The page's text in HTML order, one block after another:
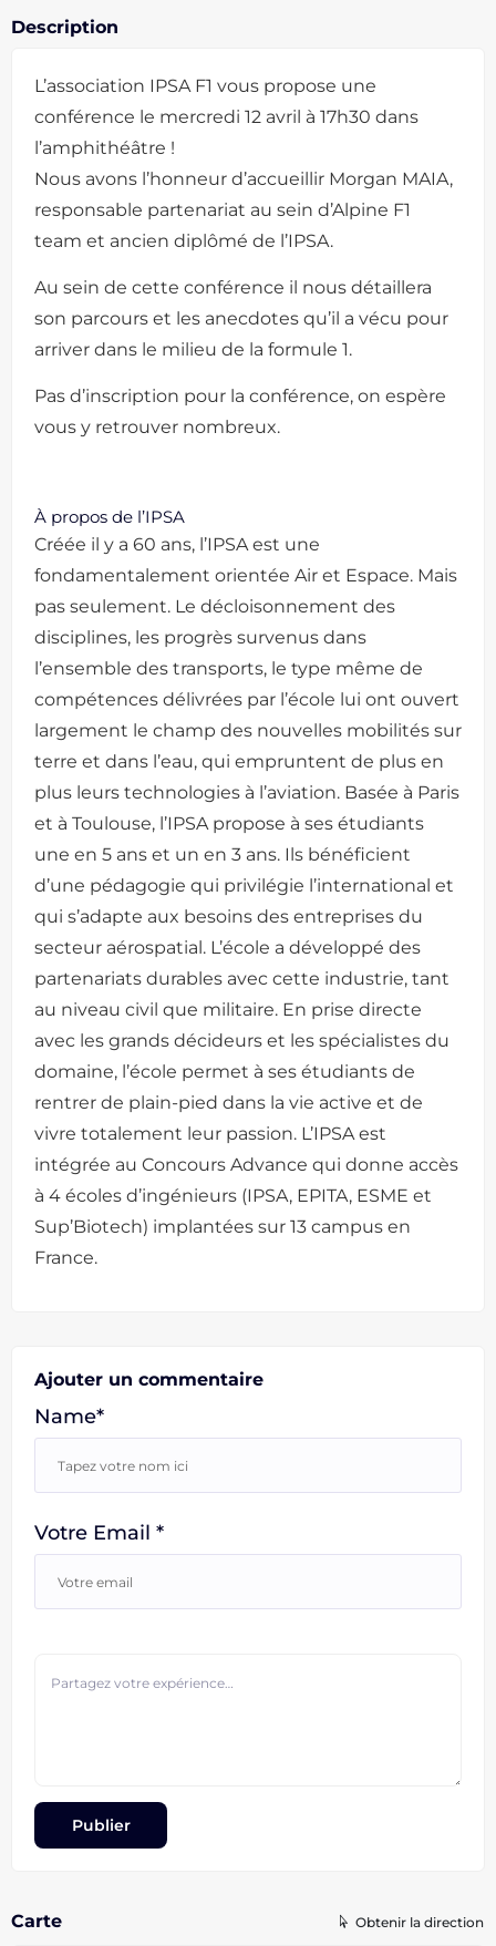
Description
L’association IPSA F1 vous propose une
conférence le mercredi 12 avril à 17h30 dans
l’amphithéâtre !
Nous avons l’honneur d’accueillir Morgan MAIA,
responsable partenariat au sein d’Alpine F1
team et ancien diplômé de l’IPSA.
Au sein de cette conférence il nous détaillera
son parcours et les anecdotes qu’il a vécu pour
arriver dans le milieu de la formule 1.
Pas d’inscription pour la conférence, on espère
vous y retrouver nombreux.
À propos de l’IPSA
Créée il y a 60 ans, l’IPSA est une
fondamentalement orientée Air et Espace. Mais
pas seulement. Le décloisonnement des
disciplines, les progrès survenus dans
l’ensemble des transports, le type même de
compétences délivrées par l’école lui ont ouvert
largement le champ des nouvelles mobilités sur
terre et dans l’eau, qui empruntent de plus en
plus leurs technologies à l’aviation. Basée à Paris
et à Toulouse, l’IPSA propose à ses étudiants
une en 5 ans et un en 3 ans. Ils bénéficient
d’une pédagogie qui privilégie l’international et
qui s’adapte aux besoins des entreprises du
secteur aérospatial. L’école a développé des
partenariats durables avec cette industrie, tant
au niveau civil que militaire. En prise directe
avec les grands décideurs et les spécialistes du
domaine, l’école permet à ses étudiants de
rentrer de plain-pied dans la vie active et de
vivre totalement leur passion. L’IPSA est
intégrée au Concours Advance qui donne accès
à 4 écoles d’ingénieurs (IPSA, EPITA, ESME et
Sup’Biotech) implantées sur 13 campus en
France.
Ajouter un commentaire
Name*
Votre Email *
Carte Obtenir la direction